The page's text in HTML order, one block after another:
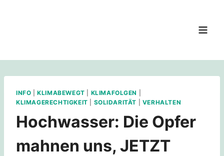
INFO |KLIMABEWEGT KLIMAFOLGEN
KLIMAGERECHTIGKEIT
SOLIDARITÄT VERHALTEN
Hochwasser: Die Opfer
mahnen uns, JETZT